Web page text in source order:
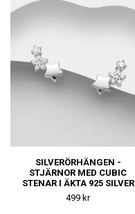
SILVERÖRHÄNGEN -
STJÄRNOR MED CUBIC
STENAR I ÄKTA 925 SILVER
499 kr